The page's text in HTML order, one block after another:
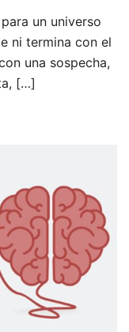
un universo
ni termina con el
una sospecha,
[…]